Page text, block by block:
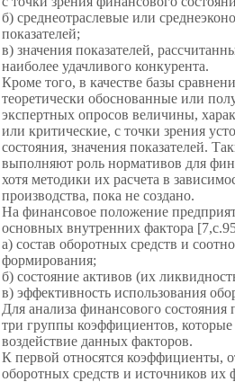
б) среднеотраслевые или
показателей;
в) значения показателей,
наиболее удачливого конкурента.
Кроме того, в качестве базы
теоретически обоснованные или
экспертных опросов величины,
или критические, с точки зрения
состояния, значения показателей.
выполняют роль нормативов для
хотя методики их расчета в
производства, пока не создано.
На финансовое положение
основных внутренних фактора
а) состав оборотных средств и
формирования;
б) состояние активов (их
в) эффективность использования
Для анализа финансового состояния
три группы коэффициентов, которые
воздействие данных факторов.
К первой относятся коэффициенты,
оборотных средств и источников их